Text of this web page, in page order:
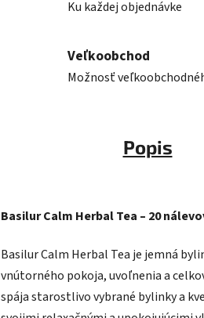
Ku každej objednávke
Veľkoobchod
Možnosť
Popis
Basilur Calm Herbal Tea – 20
Basilur Calm Herbal Tea je jemná
vnútorného pokoja, uvoľnenia a
spája starostlivo vybrané bylinky a